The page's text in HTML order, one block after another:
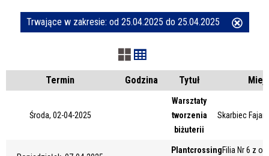
Szukana fraza
Kategoria
Trwające w zakresie
Trwające w zakresie: od 25.04.2025 do 25.04.2025
Termin Godzina Tytuł
Środa, 02-04-2025
Warsztaty
tworzenia
biżuterii
Skarbiec
PlantcrossingFilia Nr 6 z